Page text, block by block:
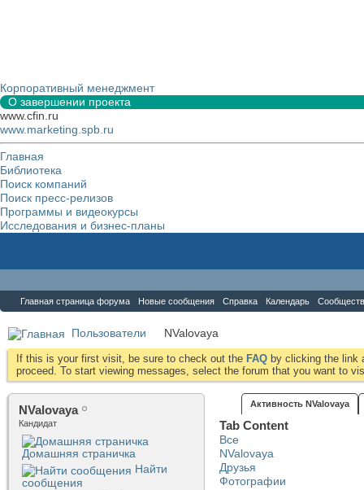
Корпоративный менеджмент
О завершении проекта
www.cfin.ru
www.marketing.spb.ru
Главная
Библиотека
Поиск компаний
Поиск пресс-релизов
Программы и видеокурсы
Исследования и бизнес-планы
Главная страница форума Новые сообщения Справка Календарь
Пользователи NValovaya
If this is your first visit, be sure to check out the FAQ by clicking the link
proceed. To start viewing messages, select the forum that you want to
NValovaya
Кандидат
Домашняя страничка
Найти
сообщения
Активность NValovaya
Tab Content
Все
NValovaya
Друзья
Фотографии